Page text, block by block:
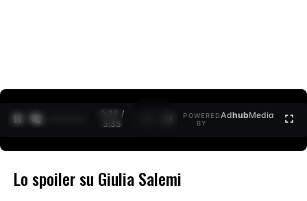
0:30 /
3:35
POWERED
BY
AdhubMedia
Lo spoiler su Giulia Salemi